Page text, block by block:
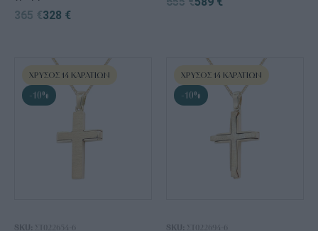
365 €328 €
ΧΡΥΣΌΣ 14 ΚΑΡΑΤΊΩΝ
-10%
SKU: ΣΤ022654-6
ΧΡΥΣΌΣ 14 ΚΑΡΑΤΊΩΝ
-10%
SKU: ΣΤ022694-6